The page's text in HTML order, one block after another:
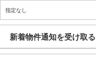
指定なし
新着物件通知を受け取る